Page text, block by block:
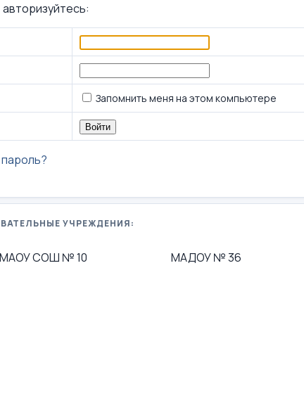
Запомнить меня на этом компьютере
УЧРЕЖДЕНИЯ:
МАОУ СОШ № 10 МАДОУ № 36